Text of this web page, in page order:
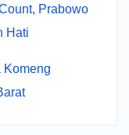
Prabowo
Hati
Komeng